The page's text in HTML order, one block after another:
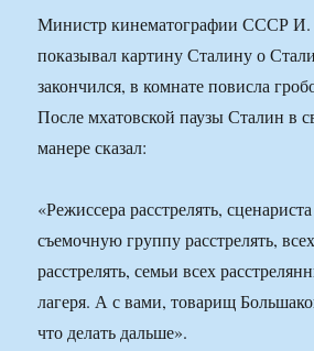
Министр кинематографии СССР И.
показывал картину Сталину о
закончился, в комнате повисла
После мхатовской паузы Сталин в
манере сказал:
«Режиссера расстрелять,
съемочную группу расстрелять,
расстрелять, семьи всех
лагеря. А с вами, товарищ
что делать дальше».